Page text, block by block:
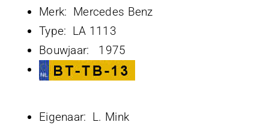
Merk: Mercedes Benz
Type: LA 1113
Bouwjaar: 1975
Eigenaar: L. Mink